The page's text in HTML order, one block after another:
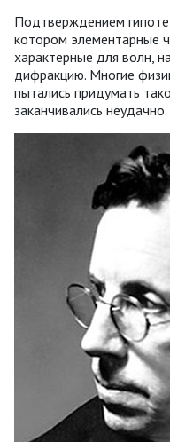
Подтверждением
котором элементарные
характерные для волн,
дифракцию. Многие
пытались придумать
заканчивались неудачно.